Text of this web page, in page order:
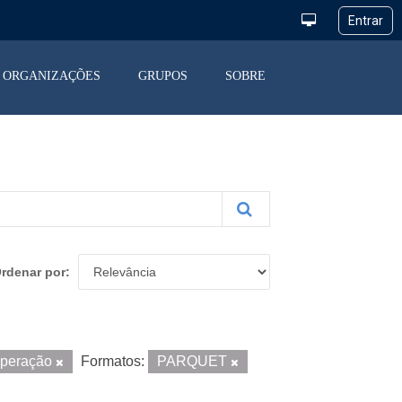
ORGANIZAÇÕES GRUPOS SOBRE
por
Formatos: PARQUET